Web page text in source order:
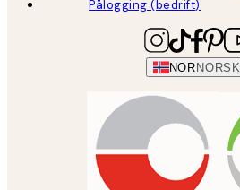
Pålogging (bedrift)
NOR NORSK